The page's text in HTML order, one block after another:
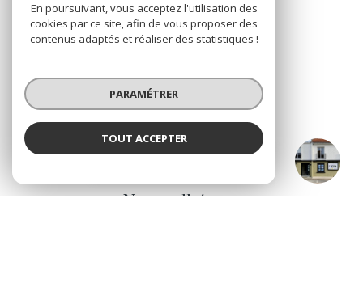
CO IMMOBILIER Legé & Le Bignon
VOTRE ESPACE
Espace propriétaire
SE CONNECTER
Nous adhérons
En poursuivant, vous acceptez l'utilisation des
cookies par ce site, afin de vous proposer des
contenus adaptés et réaliser des statistiques !
PARAMÉTRER
TOUT ACCEPTER